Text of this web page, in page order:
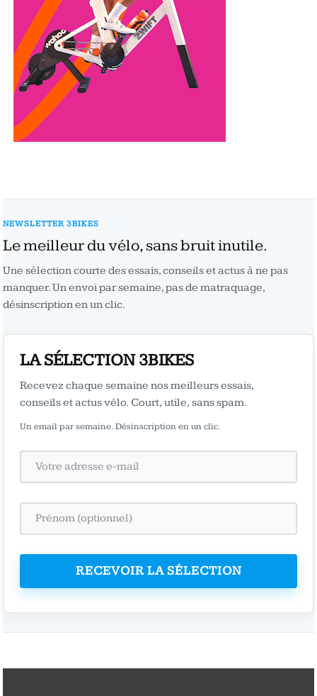
NEWSLETTER 3BIKES
Le meilleur du vélo, sans bruit inutile.
Une sélection courte des essais, conseils et actus à ne pas
manquer. Un envoi par semaine, pas de matraquage,
désinscription en un clic.
LA SÉLECTION 3BIKES
Recevez chaque semaine nos meilleurs essais,
conseils et actus vélo. Court, utile, sans spam.
Un email par semaine. Désinscription en un clic.
RECEVOIR LA SÉLECTION